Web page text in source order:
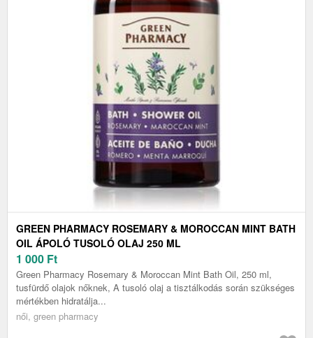
GREEN PHARMACY ROSEMARY & MOROCCAN MINT BATH
OIL ÁPOLÓ TUSOLÓ OLAJ 250 ML
1 000 Ft
Green Pharmacy Rosemary & Moroccan Mint Bath Oil, 250 ml,
tusfürdő olajok nőknek, A tusoló olaj a tisztálkodás során szükséges
mértékben hidratálja...
női, green pharmacy